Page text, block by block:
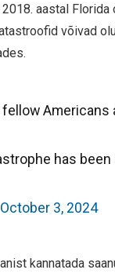
aastal
võivad
Americans
has been
October 3, 2024
kannatada